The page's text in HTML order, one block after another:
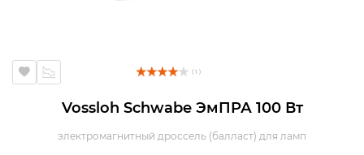
( 1 )
Vossloh Schwabe ЭмПРА 100 Вт
электромагнитный дроссель (балласт) для ламп